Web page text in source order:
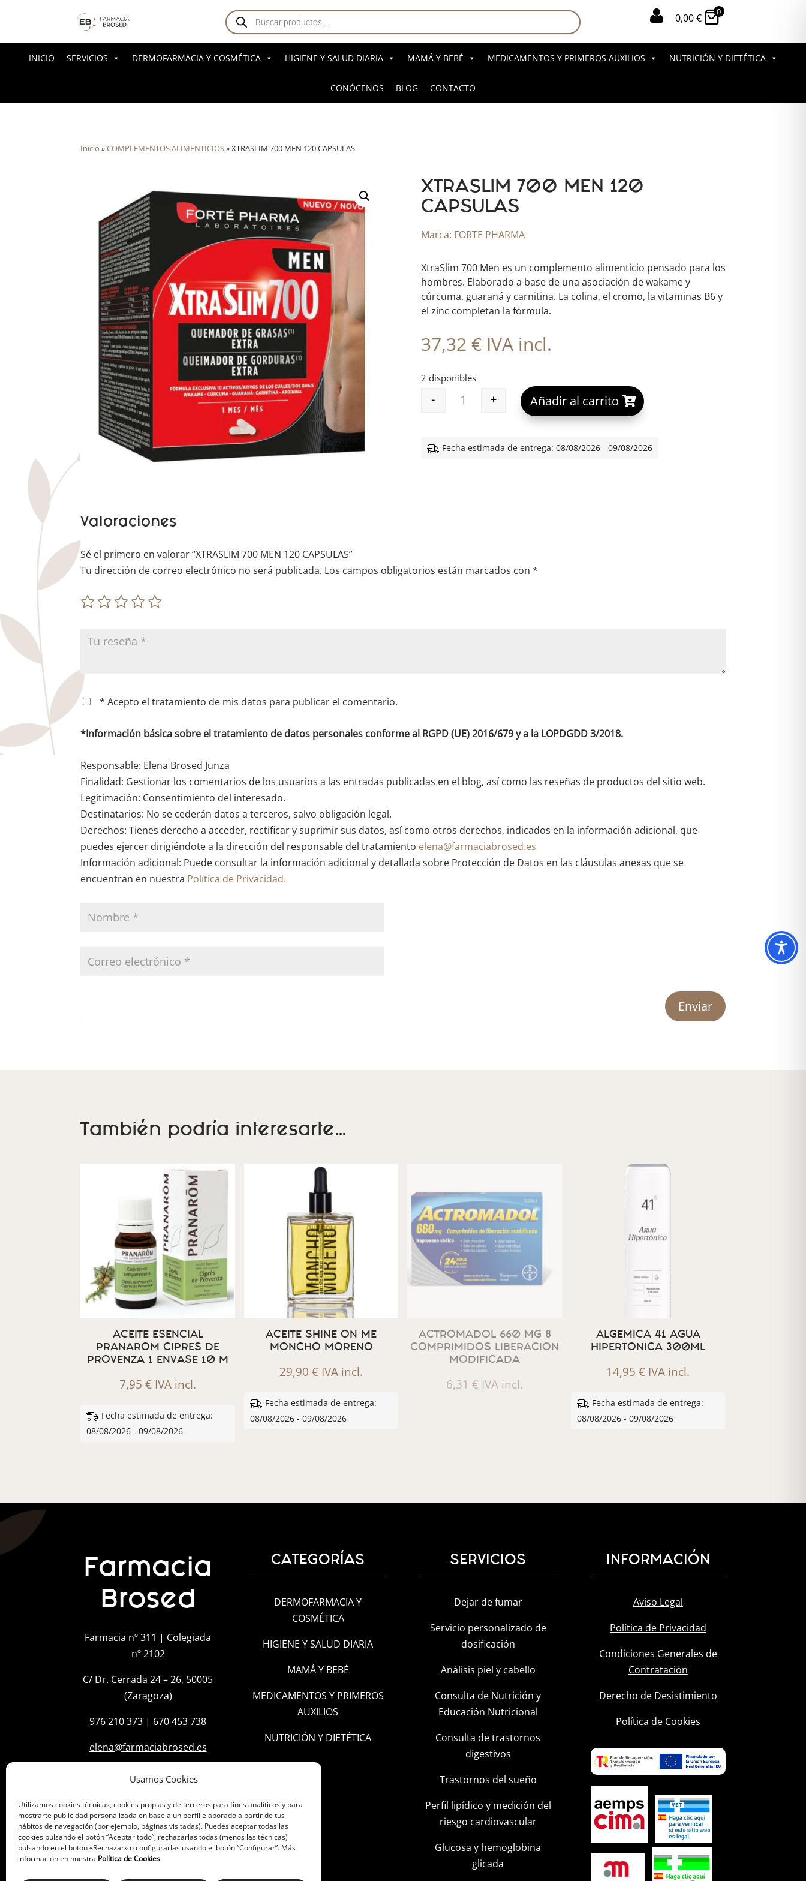
Usamos Cookies
Utilizamos cookies técnicas, cookies propias y de terceros para fines analíticos y para
mostrarte publicidad personalizada en base a un perfil elaborado a partir de tus
hábitos de navegación (por ejemplo, páginas visitadas). Puedes aceptar todas las
cookies pulsando el botón “Aceptar todo”, rechazarlas todas (menos las técnicas)
pulsando en el botón «Rechazar» o configurarlas usando el botón “Configurar”. Más
información en nuestra Política de Cookies
Búsqueda
de
productos
 0,00€
0
INICIO SERVICIOS DERMOFARMACIA Y COSMÉTICA HIGIENE Y SALUD DIARIA MAMÁ Y BEBÉ MEDICAMENTOS Y PRIMEROS AUXILIOS NUTRICIÓN Y DIETÉTICA
CONÓCENOS BLOG CONTACTO
Inicio »COMPLEMENTOS ALIMENTICIOS»XTRASLIM 700 MEN 120 CAPSULAS
XTRASLIM 700 MEN 120
CAPSULAS
Marca: FORTE PHARMA
XtraSlim 700 Men es un complemento alimenticio pensado para los
hombres. Elaborado a base de una asociación de wakame y
cúrcuma, guaraná y carnitina. La colina, el cromo, la vitaminas B6 y
el zinc completan la fórmula.
37,32 € IVA incl.
2 disponibles
XTRASLIM 700 MEN 120 CAPSULAS cantidad
- + Añadir al carrito
A
e
Fecha estimada de entrega: 08/08/2026 - 09/08/2026
Valoraciones
Sé el primero en valorar “XTRASLIM 700 MEN 120 CAPSULAS”
Tu dirección de correo electrónico no será publicada. Los campos obligatorios están marcados con*
* Acepto el tratamiento de mis datos para publicar el comentario.
*Información básica sobre el tratamiento de datos personales conforme al RGPD (UE) 2016/679 y a la LOPDGDD 3/2018.
Responsable: Elena Brosed Junza
Finalidad: Gestionar los comentarios de los usuarios a las entradas publicadas en el blog, así como las reseñas de productos del sitio web.
Legitimación: Consentimiento del interesado.
Destinatarios: No se cederán datos a terceros, salvo obligación legal.
Derechos: Tienes derecho a acceder, rectificar y suprimir sus datos, así como otros derechos, indicados en la información adicional, que
puedes ejercer dirigiéndote a la dirección del responsable del tratamiento elena@farmaciabrosed.es
Información adicional: Puede consultar la información adicional y detallada sobre Protección de Datos en las cláusulas anexas que se
encuentran en nuestra Política de Privacidad.
Enviar
También podría interesarte…
ACEITE ESENCIAL
PRANAROM CIPRES DE
PROVENZA 1 ENVASE 10 M
7,95€ IVA incl.
Fecha estimada de entrega:
08/08/2026 - 09/08/2026
ACEITE SHINE ON ME
MONCHO MORENO
29,90€ IVA incl.
Fecha estimada de entrega:
08/08/2026 - 09/08/2026
ACTROMADOL 660 MG 8
COMPRIMIDOS LIBERACION
MODIFICADA
6,31€ IVA incl.
ALGEMICA 41 AGUA
HIPERTONICA 300ML
14,95€ IVA incl.
Fecha estimada de entrega:
08/08/2026 - 09/08/2026
Farmacia
Brosed
Farmacia nº 311 | Colegiada
nº 2102
C/ Dr. Cerrada 24 – 26, 50005
(Zaragoza)
976 210 373 | 670 453 738
elena@farmaciabrosed.es
CATEGORÍAS
DERMOFARMACIA Y
COSMÉTICA
HIGIENE Y SALUD DIARIA
MAMÁ Y BEBÉ
MEDICAMENTOS Y PRIMEROS
AUXILIOS
NUTRICIÓN Y DIETÉTICA
SERVICIOS
Dejar de fumar
Servicio personalizado de
dosificación
Análisis piel y cabello
Consulta de Nutrición y
Educación Nutricional
Consulta de trastornos
digestivos
Trastornos del sueño
Perfil lipídico y medición del
riesgo cardiovascular
Glucosa y hemoglobina
glicada
INFORMACIÓN
Aviso Legal
Política de Privacidad
Condiciones Generales de
Contratación
Derecho de Desistimiento
Política de Cookies